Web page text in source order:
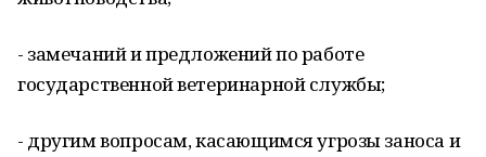
- замечаний и предложений по работе
государственной ветеринарной службы;
- другим вопросам, касающимся угрозы заноса и